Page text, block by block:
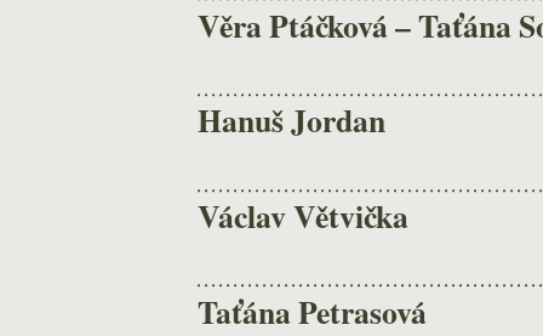
Věra Ptáčková – Taťána
Hanuš Jordan
Václav Větvička
Taťána Petrasová